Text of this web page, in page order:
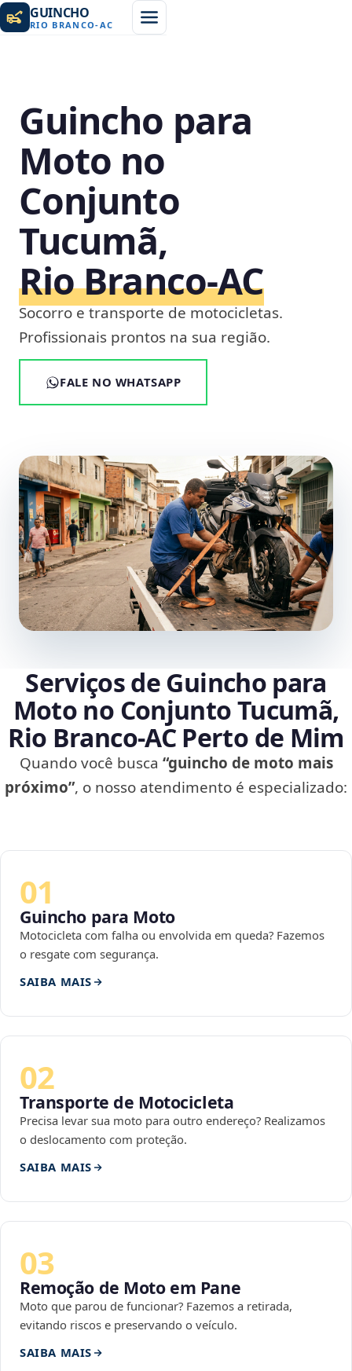
GUINCHO
RIO BRANCO-AC
Guincho para
Moto no
Conjunto
Tucumã,
Rio Branco‑AC
Socorro e transporte de motocicletas.
Profissionais prontos na sua região.
FALE NO WHATSAPP
Serviços de Guincho para
Moto no Conjunto Tucumã,
Rio Branco‑AC Perto de Mim
Quando você busca “guincho de moto mais
próximo”, o nosso atendimento é especializado:
01
Guincho para Moto
Motocicleta com falha ou envolvida em queda? Fazemos
o resgate com segurança.
SAIBA MAIS
02
Transporte de Motocicleta
Precisa levar sua moto para outro endereço? Realizamos
o deslocamento com proteção.
SAIBA MAIS
03
Remoção de Moto em Pane
Moto que parou de funcionar? Fazemos a retirada,
evitando riscos e preservando o veículo.
SAIBA MAIS